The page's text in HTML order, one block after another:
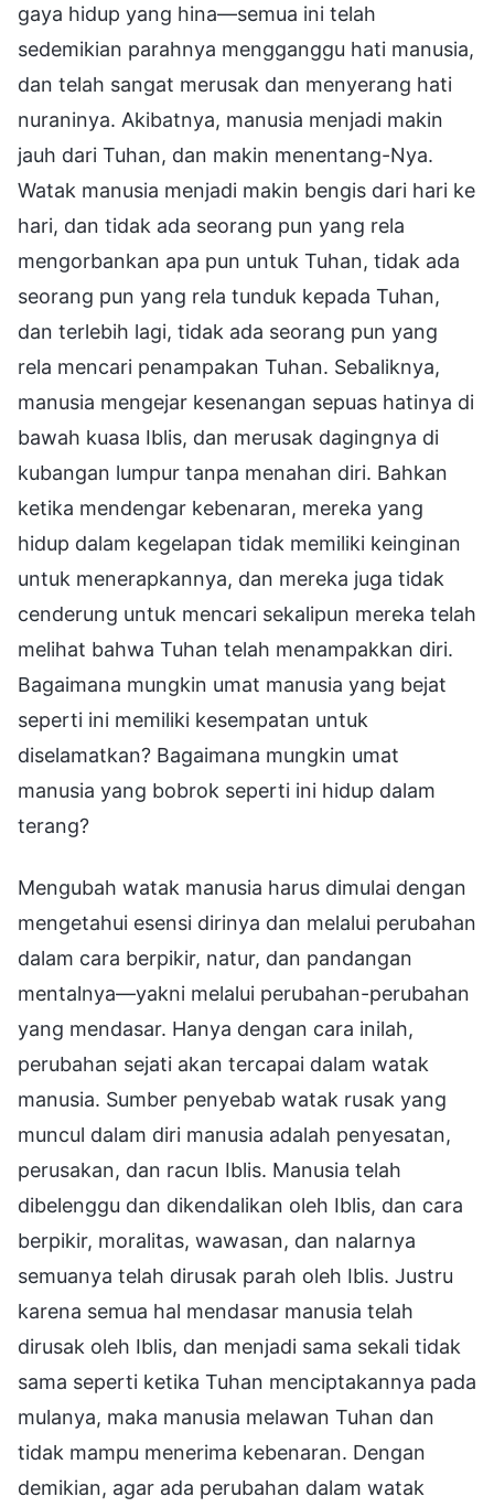
gaya hidup yang hina—semua ini telah
sedemikian parahnya mengganggu hati manusia,
dan telah sangat merusak dan menyerang hati
nuraninya. Akibatnya, manusia menjadi makin
jauh dari Tuhan, dan makin menentang-Nya.
Watak manusia menjadi makin bengis dari hari ke
hari, dan tidak ada seorang pun yang rela
mengorbankan apa pun untuk Tuhan, tidak ada
seorang pun yang rela tunduk kepada Tuhan,
dan terlebih lagi, tidak ada seorang pun yang
rela mencari penampakan Tuhan. Sebaliknya,
manusia mengejar kesenangan sepuas hatinya di
bawah kuasa Iblis, dan merusak dagingnya di
kubangan lumpur tanpa menahan diri. Bahkan
ketika mendengar kebenaran, mereka yang
hidup dalam kegelapan tidak memiliki keinginan
untuk menerapkannya, dan mereka juga tidak
cenderung untuk mencari sekalipun mereka telah
melihat bahwa Tuhan telah menampakkan diri.
Bagaimana mungkin umat manusia yang bejat
seperti ini memiliki kesempatan untuk
diselamatkan? Bagaimana mungkin umat
manusia yang bobrok seperti ini hidup dalam
terang?
Mengubah watak manusia harus dimulai dengan
mengetahui esensi dirinya dan melalui perubahan
dalam cara berpikir, natur, dan pandangan
mentalnya—yakni melalui perubahan-perubahan
yang mendasar. Hanya dengan cara inilah,
perubahan sejati akan tercapai dalam watak
manusia. Sumber penyebab watak rusak yang
muncul dalam diri manusia adalah penyesatan,
perusakan, dan racun Iblis. Manusia telah
dibelenggu dan dikendalikan oleh Iblis, dan cara
berpikir, moralitas, wawasan, dan nalarnya
semuanya telah dirusak parah oleh Iblis. Justru
karena semua hal mendasar manusia telah
dirusak oleh Iblis, dan menjadi sama sekali tidak
sama seperti ketika Tuhan menciptakannya pada
mulanya, maka manusia melawan Tuhan dan
tidak mampu menerima kebenaran. Dengan
demikian, agar ada perubahan dalam watak